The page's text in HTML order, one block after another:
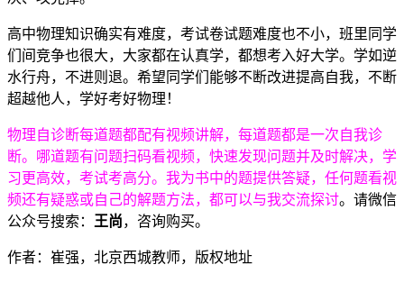
高中物理知识确实有难度，考试卷试题难度也不小，班里同学
们间竞争也很大，大家都在认真学，都想考入好大学。学如逆
水行舟，不进则退。希望同学们能够不断改进提高自我，不断
超越他人，学好考好物理！
物理自诊断每道题都配有视频讲解，每道题都是一次自我诊
断。哪道题有问题扫码看视频，快速发现问题并及时解决，学
习更高效，考试考高分。我为书中的题提供答疑，任何题看视
频还有疑惑或自己的解题方法，都可以与我交流探讨。请微信
公众号搜索：
王尚，咨询购买。
作者：崔强，北京西城教师，版权地址